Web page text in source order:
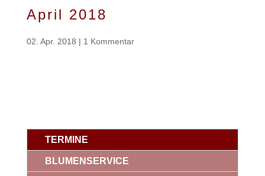
April 2018
02. Apr. 2018 | 1 Kommentar
TERMINE
BLUMENSERVICE